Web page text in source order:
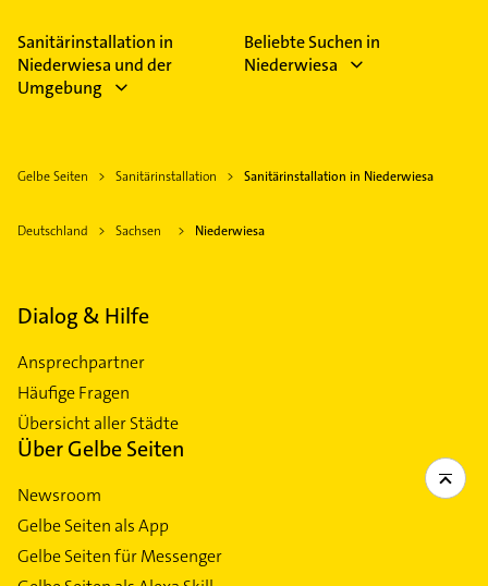
Sanitärinstallation in
Niederwiesa und der
Umgebung
Beliebte Suchen in
Niederwiesa
Gelbe Seiten Sanitärinstallation Sanitärinstallation in Niederwiesa
Deutschland Sachsen Niederwiesa
Dialog & Hilfe
Ansprechpartner
Häufige Fragen
Übersicht aller Städte
Über Gelbe Seiten
Newsroom
Gelbe Seiten als App
Gelbe Seiten für Messenger